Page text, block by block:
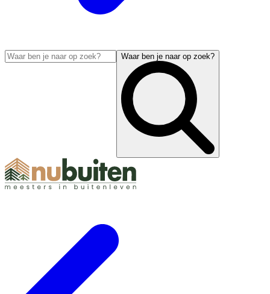
Waar ben je naar op zoek?